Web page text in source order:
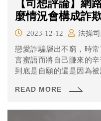
【司想評論】網
麼情況會構成詐
2023-12-12
法操
戀愛詐騙層出不窮，時
言蜜語而將自己賺來的
到底是自願的還是因為
READ MORE